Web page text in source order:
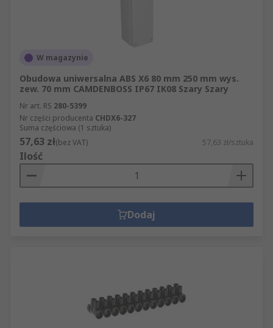
W magazynie
Obudowa uniwersalna ABS X6 80 mm 250 mm wys.
zew. 70 mm CAMDENBOSS IP67 IK08 Szary Szary
Nr art. RS 280-5399
Nr części producenta CHDX6-327
Suma częściowa (1 sztuka)
57,63 zł(bez VAT) 57,63 zł/sztuka
Ilość
Dodaj